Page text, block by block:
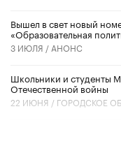
Вышел в свет новый
«Образовательная
3 ИЮЛЯ / АНОНС
Школьники и студенты
Отечественной войны
22 ИЮНЯ / ГОРОДСКОЕ